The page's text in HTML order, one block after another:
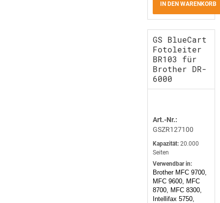
IN DEN WARENKORB
GS BlueCart
Fotoleiter
BR103 für
Brother DR-
6000
Art.-Nr.:
GSZR127100
Kapazität: 20.000
Seiten
Verwendbar in:
Brother MFC 9700,
MFC 9600, MFC
8700, MFC 8300,
Intellifax 5750,